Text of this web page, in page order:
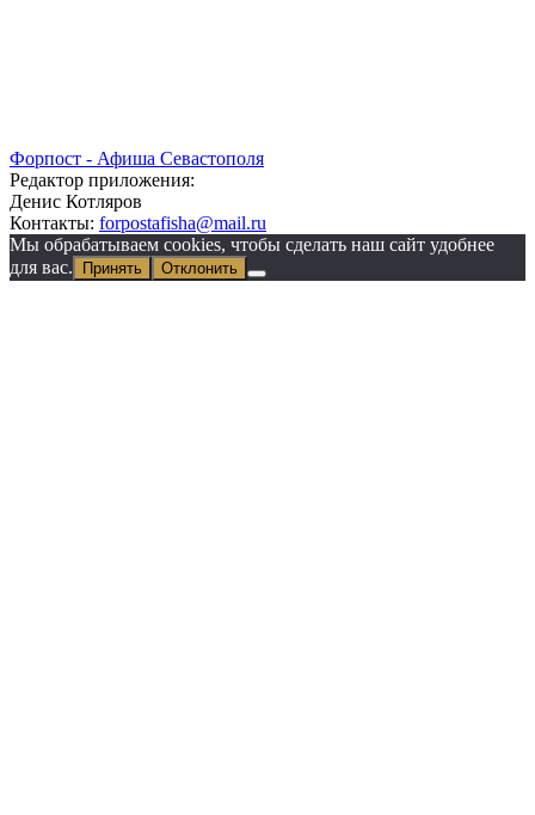
Форпост - Афиша Севастополя
Редактор приложения:
Денис Котляров
Контакты: forpostafisha@mail.ru
Мы обрабатываем cookies, чтобы сделать наш сайт удобнее
для вас.
Принять Отклонить